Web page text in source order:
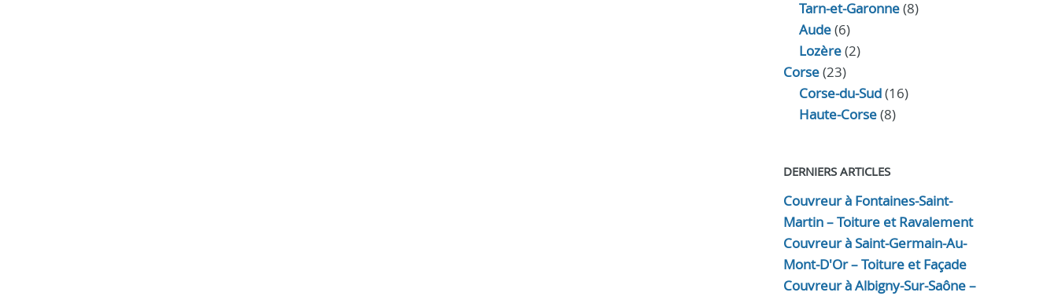
Tarn-et-Garonne(8)
Aude(6)
Lozère(2)
Corse(23)
Corse-du-Sud(16)
Haute-Corse(8)
DERNIERS ARTICLES
Couvreur à Fontaines-Saint-
Martin – Toiture et Ravalement
Couvreur à Saint-Germain-Au-
Mont-D'Or – Toiture et Façade
Couvreur à Albigny-Sur-Saône –